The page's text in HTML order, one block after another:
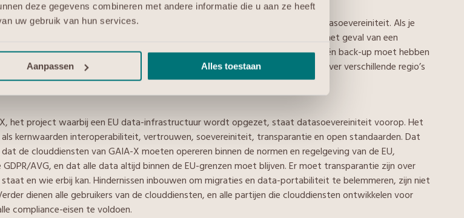
deze gegevens combineren met andere informatie die u aan ze heeft
uw gebruik van hun services.
Aanpassen Alles toestaan
op verschillende locaties
Nederlandse private cloud werkt, heb je per definitie nog geen maximale datasoevereiniteit. Als je
maar op één locatie staat, bestaat het risico dat je al je gegevens kwijt bent in het geval van een
betekent dat je altijd bij je data moet kunnen en dus minimaal één back-up moet hebben
fysieke locatie. Beter is het om meerdere datacenters te gebruiken, verspreid over verschillende regio’s
datacentereigenaren.
het project waarbij een EU data-infrastructuur wordt opgezet, staat datasoevereiniteit voorop. Het
kernwaarden interoperabiliteit, vertrouwen, soevereiniteit, transparantie en open standaarden. Dat
de clouddiensten van GAIA-X moeten opereren binnen de normen en regelgeving van de EU,
AVG, en dat alle data altijd binnen de EU-grenzen moet blijven. Er moet transparantie zijn over
en wie erbij kan. Hindernissen inbouwen om migraties en data-portabiliteit te belemmeren, zijn niet
dienen alle gebruikers van de clouddiensten, en alle partijen die clouddiensten ontwikkelen voor
compliance-eisen te voldoen.